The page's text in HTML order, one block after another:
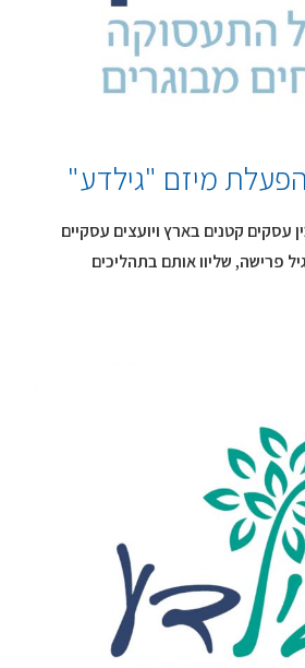
עסקים קטנים בארץ ויועצים עסקיים
פרישה, שליוו אותם בתהליכים